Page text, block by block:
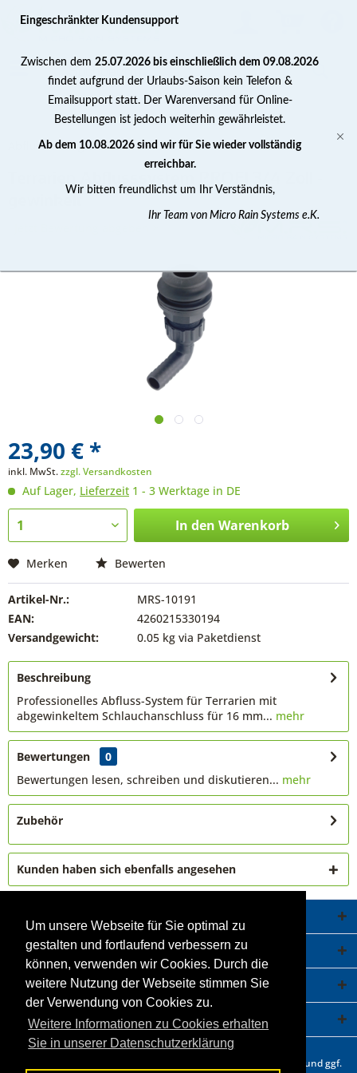
Um unsere Webseite für Sie optimal zu
gestalten und fortlaufend verbessern zu
können, verwenden wir Cookies. Durch die
weitere Nutzung der Webseite stimmen Sie
der Verwendung von Cookies zu.
Weitere Informationen zu Cookies erhalten
Sie in unserer Datenschutzerklärung
Abfluss Fittinge / Zubehör
23,90 € *
inkl. MwSt.zzgl. Versandkosten
Auf Lager, Lieferzeit 1 - 3 Werktage in DE
In den Warenkorb
Merken Bewerten
Artikel-Nr.:
MRS-10191
EAN:
4260215330194
Versandgewicht:
0.05 kg via Paketdienst
Beschreibung
Professionelles Abfluss-System für Terrarien mit
abgewinkeltem Schlauchanschluss für 16 mm... mehr
Bewertungen
0
Bewertungen lesen, schreiben und diskutieren... mehr
Zubehör
Kunden haben sich ebenfalls angesehen
Service Hotline
Shop Service
Informationen
Newsletter
und ggf.
Eingeschränkter Kundensupport
Zwischen dem 25.07.2026 bis einschließlich dem 09.08.2026
findet aufgrund der Urlaubs-Saison kein Telefon &
Emailsupport statt. Der Warenversand für Online-
Bestellungen ist jedoch weiterhin gewährleistet.
Ab dem 10.08.2026 sind wir für Sie wieder vollständig
erreichbar.
Wir bitten freundlichst um Ihr Verständnis,
Ihr Team von Micro Rain Systems e.K.